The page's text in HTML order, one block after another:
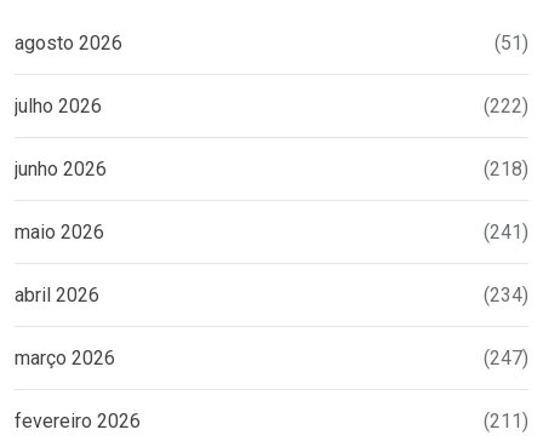
agosto 2026 (51)
julho 2026 (222)
junho 2026 (218)
maio 2026 (241)
abril 2026 (234)
março 2026 (247)
fevereiro 2026 (211)